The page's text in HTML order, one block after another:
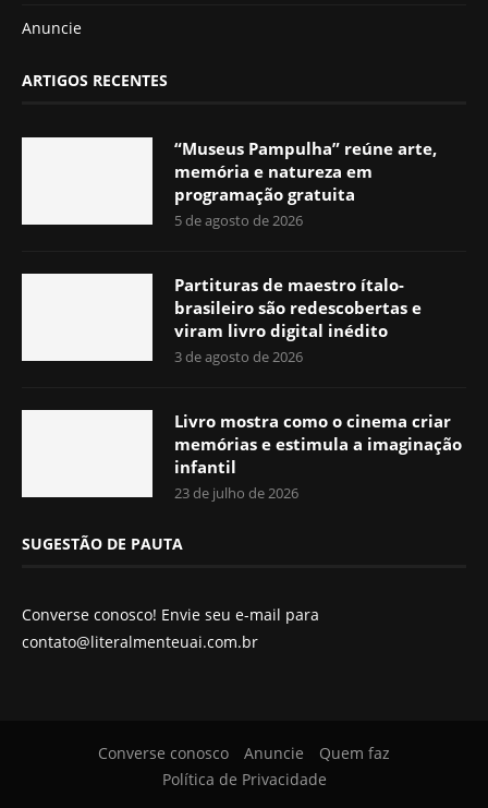
Anuncie
ARTIGOS RECENTES
“Museus Pampulha” reúne arte,
memória e natureza em
programação gratuita
5 de agosto de 2026
Partituras de maestro ítalo-
brasileiro são redescobertas e
viram livro digital inédito
3 de agosto de 2026
Livro mostra como o cinema criar
memórias e estimula a imaginação
infantil
23 de julho de 2026
SUGESTÃO DE PAUTA
Converse conosco! Envie seu e-mail para
contato@literalmenteuai.com.br
Converse conosco Anuncie
Quem faz
Política de Privacidade